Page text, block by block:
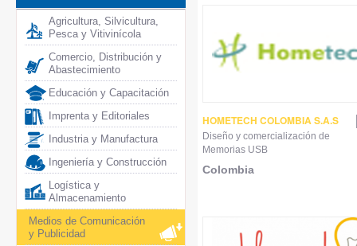
Agricultura, Silvicultura,
Pesca y Vitivinícola
Comercio, Distribución y
Abastecimiento
Educación y Capacitación
Imprenta y Editoriales
Industria y Manufactura
Ingeniería y Construcción
Logística y
Almacenamiento
Medios de Comunicación
y Publicidad
HOMETECH COLOMBIA S.A.S
Diseño y comercialización de
Memorias USB
Colombia